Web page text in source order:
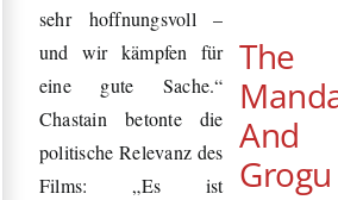
sehr hoffnungsvoll –
und wir kämpfen für
eine gute Sache.“
Chastain betonte die
politische Relevanz des
Films: „Es ist
The
And
Grogu